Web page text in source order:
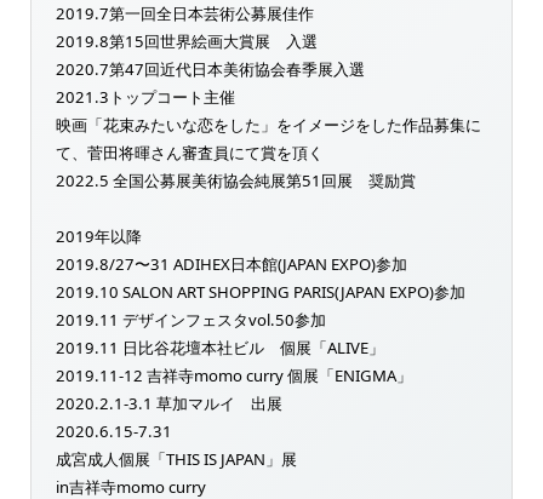
2019.7第一回全日本芸術公募展佳作
2019.8第15回世界絵画大賞展 入選
2020.7第47回近代日本美術協会春季展入選
2021.3トップコート主催
映画「花束みたいな恋をした」をイメージをした作品募集に
て、菅田将暉さん審査員にて賞を頂く
2022.5 全国公募展美術協会純展第51回展 奨励賞
2019年以降
2019.8/27〜31 ADIHEX日本館(JAPAN EXPO)参加
2019.10 SALON ART SHOPPING PARIS(JAPAN EXPO)参加
2019.11 デザインフェスタvol.50参加
2019.11 日比谷花壇本社ビル 個展「ALIVE」
2019.11-12 吉祥寺momo curry 個展「ENIGMA」
2020.2.1-3.1 草加マルイ 出展
2020.6.15-7.31
成宮成人個展「THIS IS JAPAN」展
in吉祥寺momo curry